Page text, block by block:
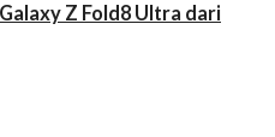
Z Fold8 Ultra dari